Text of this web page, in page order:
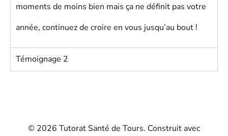
moments de moins bien mais ça ne définit pas votre
année, continuez de croire en vous jusqu’au bout !
Témoignage 2
© 2026 Tutorat Santé de Tours. Construit avec